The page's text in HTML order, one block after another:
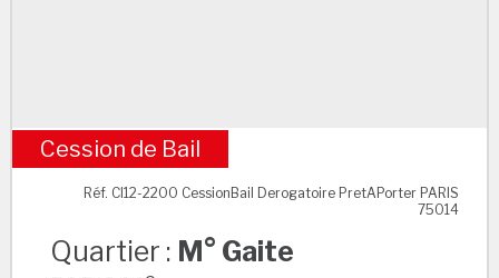
M° Gaite
Cession de Bail
Réf. CI12-2200 CessionBail Derogatoire PretAPorter PARIS
75014
Quartier : M° Gaite